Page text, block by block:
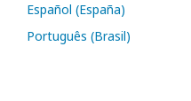
Español (España)
Português (Brasil)